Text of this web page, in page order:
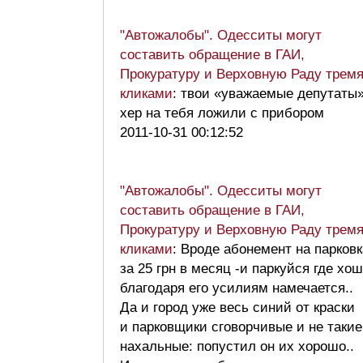
"Автожалобы". Одесситы могут
составить обращение в ГАИ,
Прокуратуру и Верховную Раду тремя
кликами: твои «уважаемые
хер на тебя ложили с прибором
2011-10-31 00:12:52
"Автожалобы". Одесситы могут
составить обращение в ГАИ,
Прокуратуру и Верховную Раду тремя
кликами: Вроде абонемент на
за 25 грн в месяц -и паркуйся где
благодаря его усилиям намечается..
Да и город уже весь синий от краски
и парковщики сговорчивые и не такие
нахальные: попустил он их хорошо..